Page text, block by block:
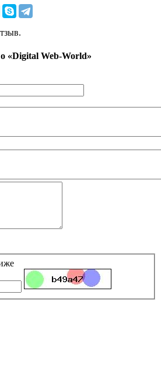
«Digital Web-World»